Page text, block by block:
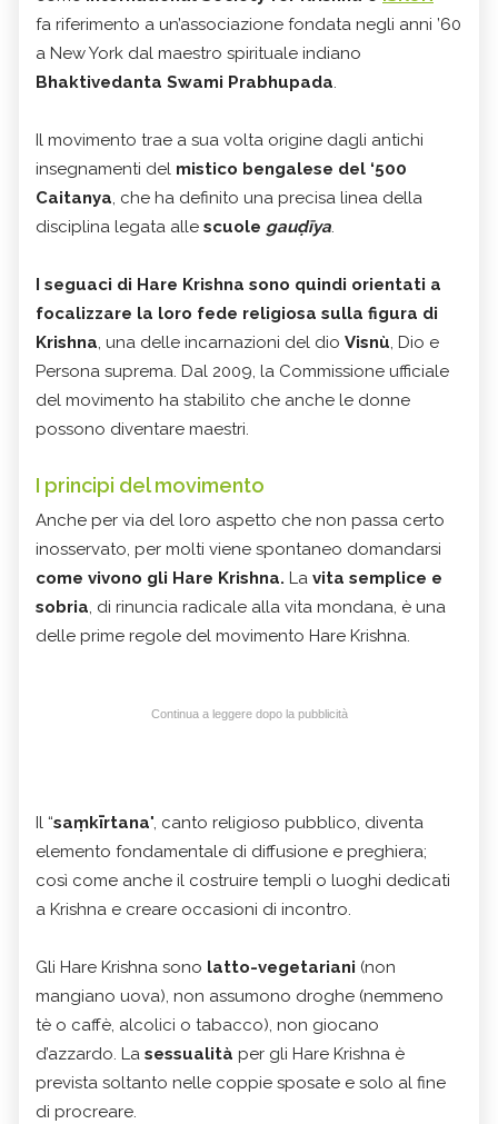
fa riferimento a un’associazione fondata negli anni ’60
a New York dal maestro spirituale indiano
Bhaktivedanta Swami Prabhupada.
Il movimento trae a sua volta origine dagli antichi
insegnamenti del mistico bengalese del ‘500
Caitanya, che ha definito una precisa linea della
disciplina legata alle scuole gauḍīya.
I seguaci di Hare Krishna sono quindi orientati a
focalizzare la loro fede religiosa sulla figura di
Krishna, una delle incarnazioni del dio Visnù, Dio e
Persona suprema. Dal 2009, la Commissione ufficiale
del movimento ha stabilito che anche le donne
possono diventare maestri.
I principi del movimento
Anche per via del loro aspetto che non passa certo
inosservato, per molti viene spontaneo domandarsi
come vivono gli Hare Krishna. La vita semplice e
sobria, di rinuncia radicale alla vita mondana, è una
delle prime regole del movimento Hare Krishna.
Continua a leggere dopo la pubblicità
Il “saṃkīrtana", canto religioso pubblico, diventa
elemento fondamentale di diffusione e preghiera;
così come anche il costruire templi o luoghi dedicati
a Krishna e creare occasioni di incontro.
Gli Hare Krishna sono latto-vegetariani (non
mangiano uova), non assumono droghe (nemmeno
tè o caffè, alcolici o tabacco), non giocano
d’azzardo. La sessualità per gli Hare Krishna è
prevista soltanto nelle coppie sposate e solo al fine
di procreare.